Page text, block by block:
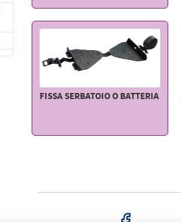
FISSA SERBATOIO O BATTERIA